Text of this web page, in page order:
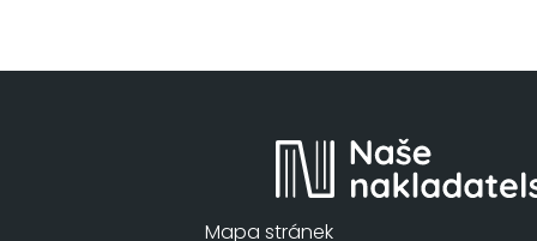
Mapa stránek